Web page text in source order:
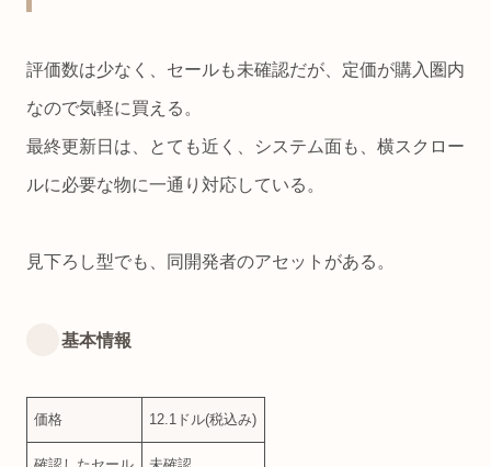
評価数は少なく、セールも未確認だが、定価が購入圏内
なので気軽に買える。
最終更新日は、とても近く、システム面も、横スクロー
ルに必要な物に一通り対応している。
見下ろし型でも、同開発者のアセットがある。
基本情報
価格 12.1ドル(税込み)